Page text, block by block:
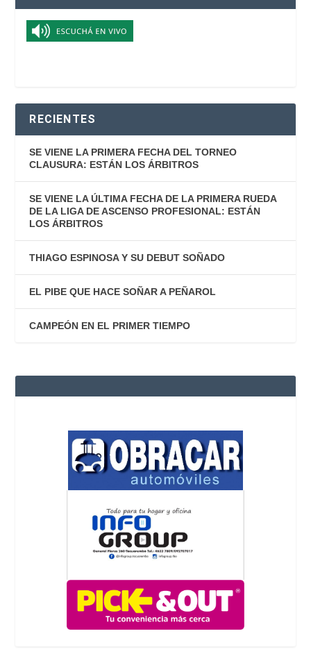
RECIENTES
SE VIENE LA PRIMERA FECHA DEL TORNEO
CLAUSURA: ESTÁN LOS ÁRBITROS
SE VIENE LA ÚLTIMA FECHA DE LA PRIMERA RUEDA
DE LA LIGA DE ASCENSO PROFESIONAL: ESTÁN
LOS ÁRBITROS
THIAGO ESPINOSA Y SU DEBUT SOÑADO
EL PIBE QUE HACE SOÑAR A PEÑAROL
CAMPEÓN EN EL PRIMER TIEMPO